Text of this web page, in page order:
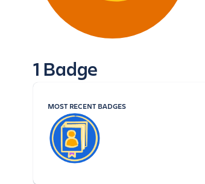
1 Badge
MOST RECENT BADGES